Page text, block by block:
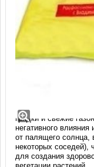
Спанбонд
Применяется в
грядки и свежие
негативного
от палящего солнца,
некоторых соседей),
для создания